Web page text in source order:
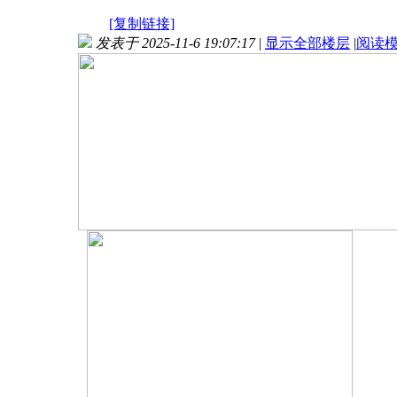
[复制链接]
发表于 2025-11-6 19:07:17 | 显示全部楼层 |阅读